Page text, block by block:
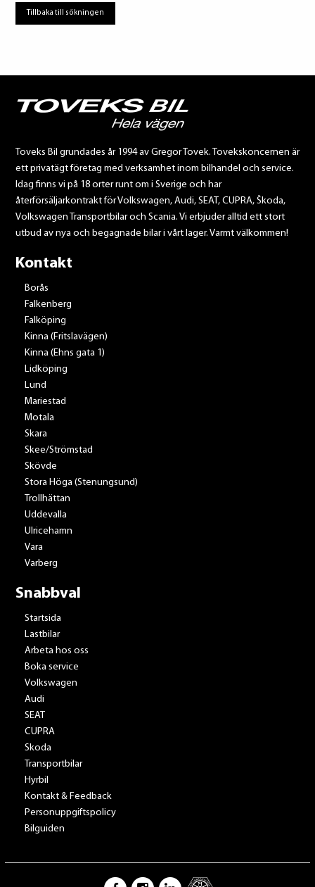
Tillbaka till sökningen
Toveks Bil grundades år 1994 av Gregor Tovek. Tovekskoncernen är
ett privatägt företag med verksamhet inom bilhandel och service.
Idag finns vi på 18 orter runt om i Sverige och har
återförsäljarkontrakt för Volkswagen, Audi, SEAT, CUPRA, Škoda,
Volkswagen Transportbilar och Scania. Vi erbjuder alltid ett stort
utbud av nya och begagnade bilar i vårt lager. Varmt välkommen!
Kontakt
Borås
Falkenberg
Falköping
Kinna (Fritslavägen)
Kinna (Ehns gata 1)
Lidköping
Lund
Mariestad
Motala
Skara
Skee/Strömstad
Skövde
Stora Höga (Stenungsund)
Trollhättan
Uddevalla
Ulricehamn
Vara
Varberg
Snabbval
Startsida
Lastbilar
Arbeta hos oss
Boka service
Volkswagen
Audi
SEAT
CUPRA
Skoda
Transportbilar
Hyrbil
Kontakt & Feedback
Personuppgiftspolicy
Bilguiden